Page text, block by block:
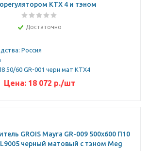
KTX 4 и тэном
Достаточно
Россия
50/60 GR-001 черн мат KTX4
Цена: 18 072 р./шт
GROIS Mayra GR-009 500х600 П10
черный матовый с тэном Meg